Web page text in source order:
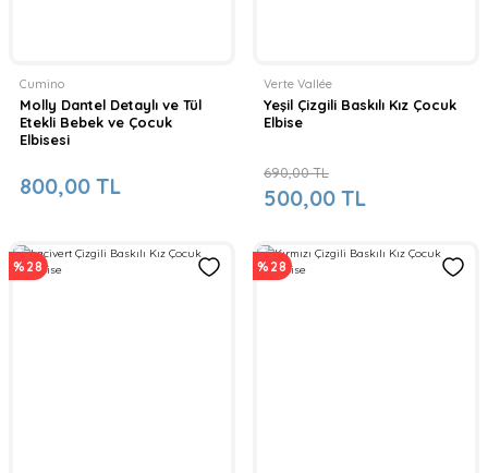
Cumino
Molly Dantel Detaylı ve Tül
Etekli Bebek ve Çocuk
Elbisesi
800,00 TL
Verte Vallée
Yeşil Çizgili Baskılı Kız Çocuk
Elbise
500,00 TL
690,00 TL
%28 %28